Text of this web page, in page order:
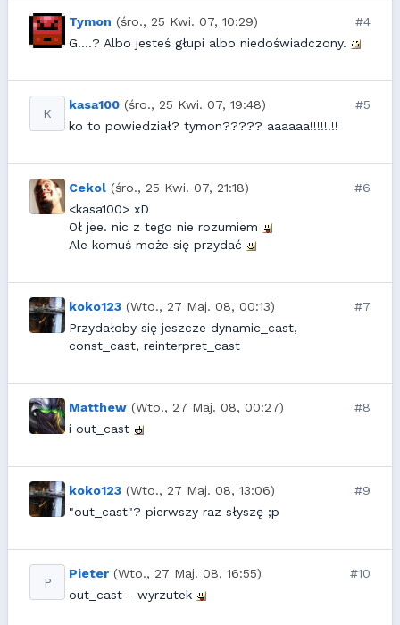
Tymon (śro., 25 Kwi. 07, 10:29)
#4
G....? Albo jesteś głupi albo niedoświadczony.
K
kasa100 (śro., 25 Kwi. 07, 19:48)
#5
ko to powiedział? tymon????? aaaaaa!!!!!!!!
Cekol (śro., 25 Kwi. 07, 21:18)
#6
<kasa100> xD
Oł jee. nic z tego nie rozumiem
Ale komuś może się przydać
koko123 (Wto., 27 Maj. 08, 00:13)
#7
Przydałoby się jeszcze dynamic_cast,
const_cast, reinterpret_cast
Matthew (Wto., 27 Maj. 08, 00:27)
#8
i out_cast
koko123 (Wto., 27 Maj. 08, 13:06)
#9
"out_cast"? pierwszy raz słyszę ;p
P
Pieter (Wto., 27 Maj. 08, 16:55)
#10
out_cast - wyrzutek